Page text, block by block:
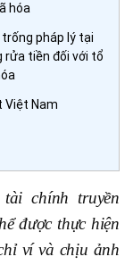
hóa
pháp lý tại
rửa tiền đối với tổ
Việt Nam
chính truyền
được thực hiện
ví và chịu ảnh